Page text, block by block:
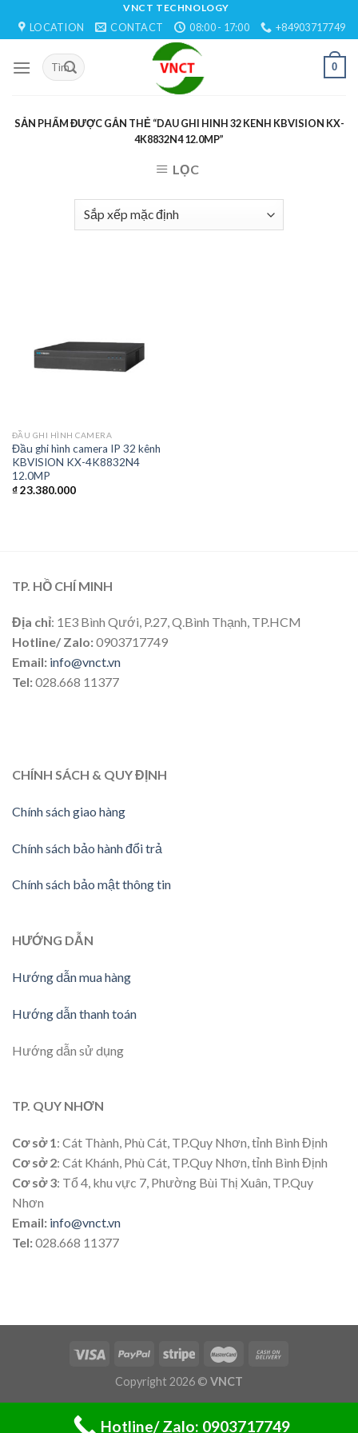
VNCT TECHNOLOGY
LOCATION CONTACT 08:00 - 17:00 +84903717749
0
SẢN PHẨM ĐƯỢC GẮN THẺ “DAU GHI HINH 32 KENH KBVISION KX-
4K8832N4 12.0MP”
LỌC
ĐẦU GHI HÌNH CAMERA
Đầu ghi hình camera IP 32 kênh
KBVISION KX-4K8832N4
12.0MP
₫23.380.000
TP. HỒ CHÍ MINH
Địa chỉ: 1E3 Bình Qưới, P.27, Q.Bình Thạnh, TP.HCM
Hotline/ Zalo:0903717749
Email: info@vnct.vn
Tel:028.668 11377
CHÍNH SÁCH & QUY ĐỊNH
Chính sách giao hàng
Chính sách bảo hành đổi trả
Chính sách bảo mật thông tin
HƯỚNG DẪN
Hướng dẫn mua hàng
Hướng dẫn thanh toán
Hướng dẫn sử dụng
TP. QUY NHƠN
Cơ sở 1: Cát Thành, Phù Cát, TP.Quy Nhơn, tỉnh Bình Định
Cơ sở 2: Cát Khánh, Phù Cát, TP.Quy Nhơn, tỉnh Bình Định
Cơ sở 3: Tổ 4, khu vực 7, Phường Bùi Thị Xuân, TP.Quy
Nhơn
Email: info@vnct.vn
Tel:028.668 11377
Copyright 2026 © VNCT
Hotline/ Zalo: 0903717749